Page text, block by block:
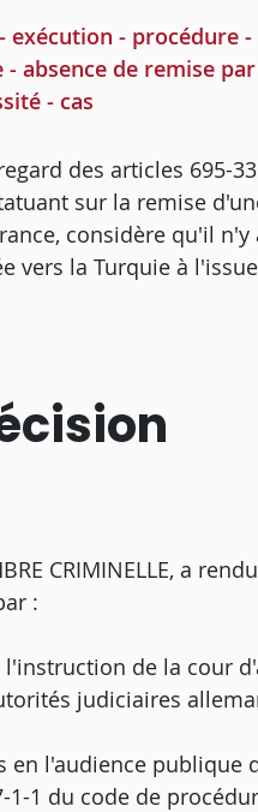
- exécution -
absence de remise
- cas
des articles 695-
sur la remise
considère qu'il
vers la Turquie à
CRIMINELLE, a
:
de la cour
judiciaires
en l'audience
1 du code de